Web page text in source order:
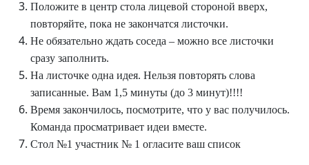
Положите в центр стола лицевой стороной вверх,
повторяйте, пока не закончатся листочки.
Не обязательно ждать соседа – можно все листочки
сразу заполнить.
На листочке одна идея. Нельзя повторять слова
записанные. Вам 1,5 минуты (до 3 минут)!!!!
Время закончилось, посмотрите, что у вас получилось.
Команда просматривает идеи вместе.
Стол №1 участник № 1 огласите ваш список